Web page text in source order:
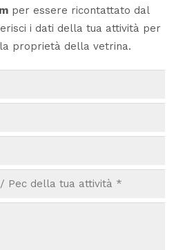
per essere ricontattato dal
i dati della tua attività per
proprietà della vetrina.